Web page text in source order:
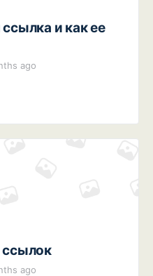
и как ее
ago
ссылок
ago